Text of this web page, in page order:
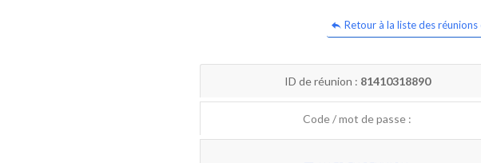
Retour à la liste des réunions
ID de réunion : 81410318890
Code / mot de passe :